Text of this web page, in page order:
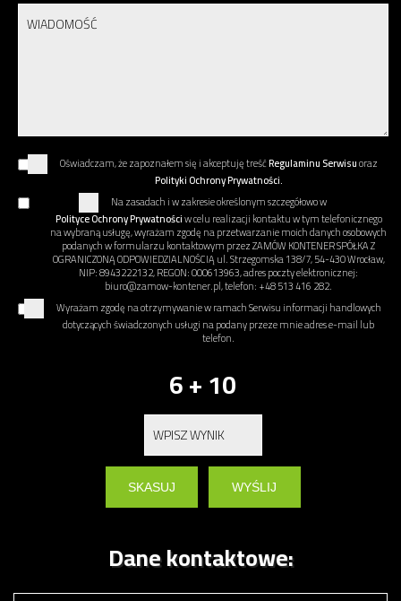
Oświadczam, że zapoznałem się i akceptuję treśćRegulaminu Serwisuoraz
Polityki Ochrony Prywatności.
Na zasadach i w zakresie określonym szczegółowo w
Polityce Ochrony Prywatnościw celu realizacji kontaktu w tym telefonicznego
na wybraną usługę, wyrażam zgodę na przetwarzanie moich danych osobowych
podanych w formularzu kontaktowym przez ZAMÓW KONTENER SPÓŁKA Z
OGRANICZONĄ ODPOWIEDZIALNOŚCIĄ ul. Strzegomska 138/7, 54-430 Wrocław,
NIP: 8943222132, REGON: 000613963, adres poczty elektronicznej:
biuro@zamow-kontener.pl, telefon: +48 513 416 282.
Wyrażam zgodę na otrzymywanie w ramach Serwisu informacji handlowych
dotyczących świadczonych usługi na podany przeze mnie adres e-mail lub
telefon.
6 + 10
Dane kontaktowe: